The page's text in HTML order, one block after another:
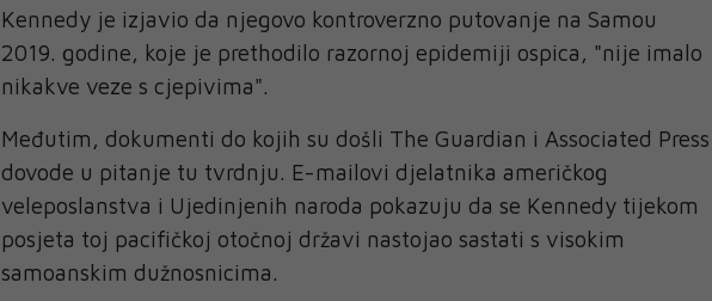
Kennedy je izjavio da njegovo kontroverzno putovanje na Samou
2019. godine, koje je prethodilo razornoj epidemiji ospica, "nije imalo
nikakve veze s cjepivima".
Međutim, dokumenti do kojih su došli The Guardian i Associated Press
dovode u pitanje tu tvrdnju. E-mailovi djelatnika američkog
veleposlanstva i Ujedinjenih naroda pokazuju da se Kennedy tijekom
posjeta toj pacifičkoj otočnoj državi nastojao sastati s visokim
samoanskim dužnosnicima.